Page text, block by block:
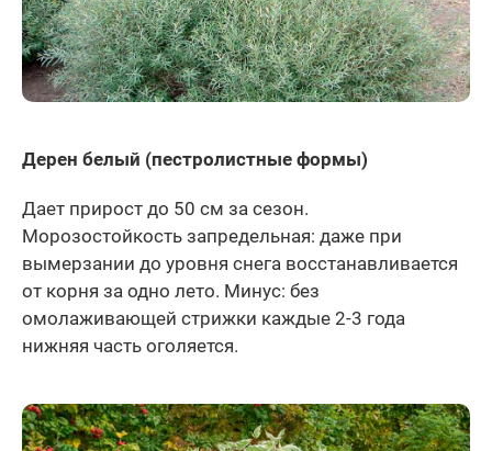
Дерен белый (пестролистные формы)
Дает прирост до 50 см за сезон.
Морозостойкость запредельная: даже при
вымерзании до уровня снега восстанавливается
от корня за одно лето. Минус: без
омолаживающей стрижки каждые 2-3 года
нижняя часть оголяется.